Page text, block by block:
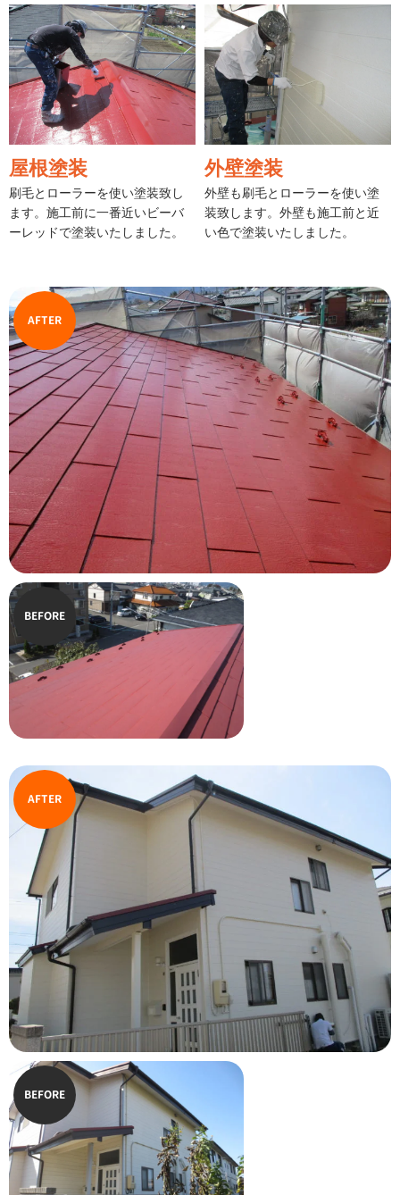
屋根塗装
刷毛とローラーを使い塗装致し
ます。施工前に一番近いビーバ
ーレッドで塗装いたしました。
外壁塗装
外壁も刷毛とローラーを使い塗
装致します。外壁も施工前と近
い色で塗装いたしました。
AFTER
BEFORE
AFTER
BEFORE